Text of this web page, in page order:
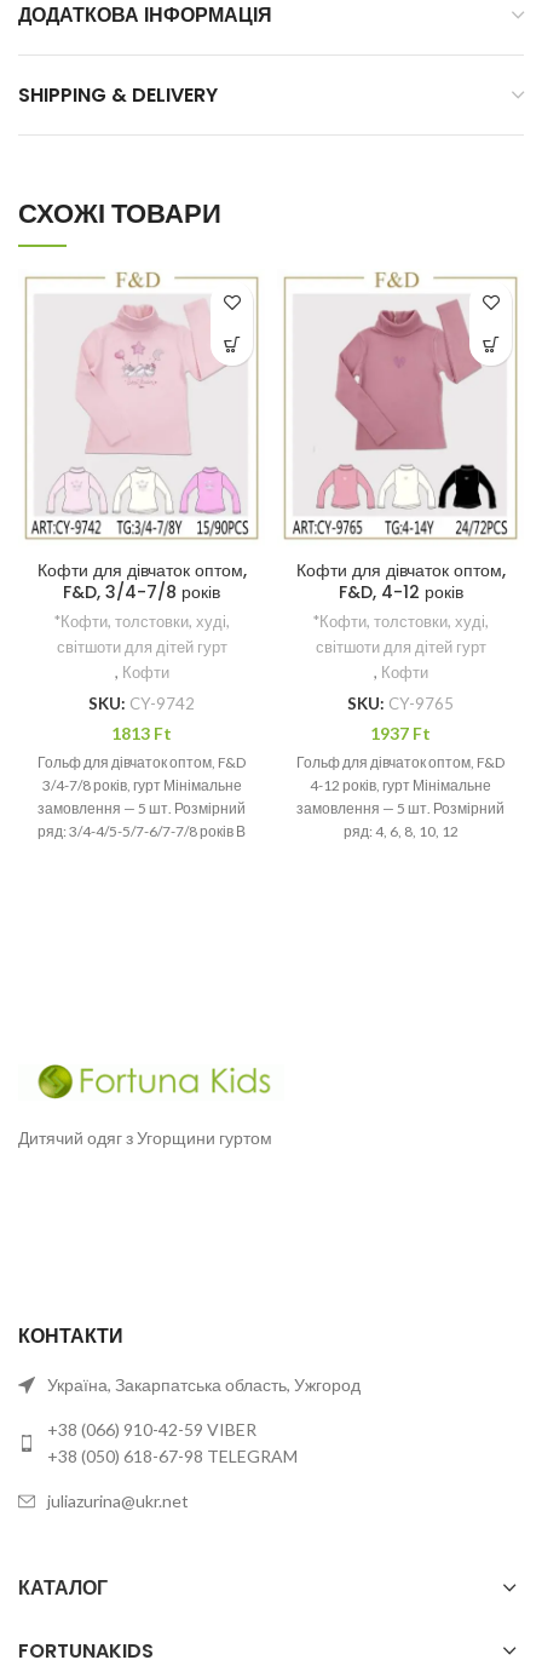
ДОДАТКОВА ІНФОРМАЦІЯ
SHIPPING & DELIVERY
СХОЖІ ТОВАРИ
Кофти для дівчаток оптом,
F&D, 3/4-7/8 років
*Кофти, толстовки, худі,
світшоти для дітей гурт
, Кофти
SKU: CY-9742
1813 Ft
Гольф для дівчаток оптом, F&D
3/4-7/8 років, гурт Мінімальне
замовлення — 5 шт. Розмірний
ряд: 3/4-4/5-5/7-6/7-7/8 років В
Кофти для дівчаток оптом,
F&D, 4-12 років
*Кофти, толстовки, худі,
світшоти для дітей гурт
, Кофти
SKU: CY-9765
1937 Ft
Гольф для дівчаток оптом, F&D
4-12 років, гурт Мінімальне
замовлення — 5 шт. Розмірний
ряд: 4, 6, 8, 10, 12
Дитячий одяг з Угорщини гуртом
КОНТАКТИ
Україна, Закарпатська область, Ужгород
+38 (066) 910-42-59 VIBER
+38 (050) 618-67-98 TELEGRAM
juliazurina@ukr.net
КАТАЛОГ
FORTUNAKIDS